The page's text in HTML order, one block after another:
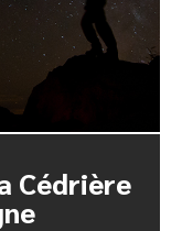
Cédrière